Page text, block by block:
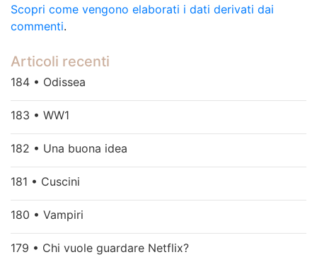
Scopri come vengono elaborati i dati derivati dai
commenti.
Articoli recenti
184 • Odissea
183 • WW1
182 • Una buona idea
181 • Cuscini
180 • Vampiri
179 • Chi vuole guardare Netflix?